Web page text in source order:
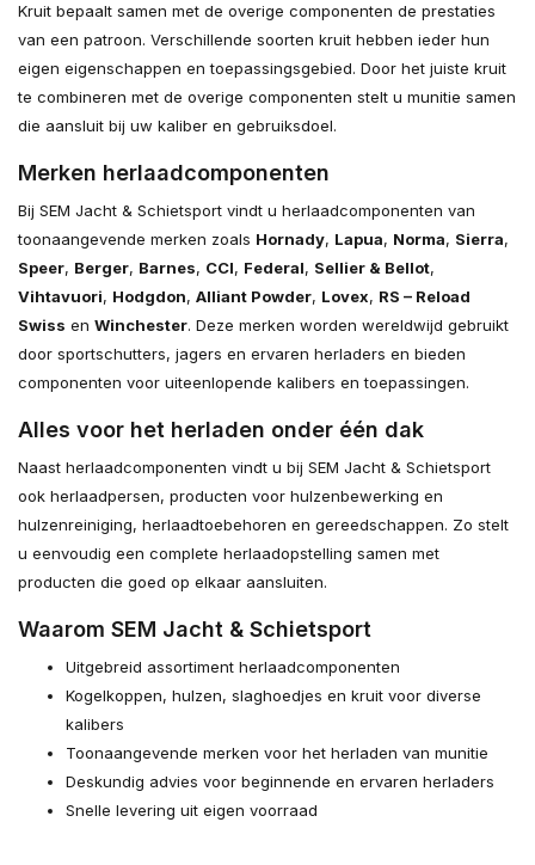
Kruit bepaalt samen met de overige componenten de prestaties
van een patroon. Verschillende soorten kruit hebben ieder hun
eigen eigenschappen en toepassingsgebied. Door het juiste kruit
te combineren met de overige componenten stelt u munitie samen
die aansluit bij uw kaliber en gebruiksdoel.
Merken herlaadcomponenten
Bij SEM Jacht & Schietsport vindt u herlaadcomponenten van
toonaangevende merken zoals Hornady, Lapua, Norma, Sierra,
Speer, Berger, Barnes, CCI, Federal, Sellier & Bellot,
Vihtavuori, Hodgdon, Alliant Powder, Lovex, RS – Reload
Swiss en Winchester. Deze merken worden wereldwijd gebruikt
door sportschutters, jagers en ervaren herladers en bieden
componenten voor uiteenlopende kalibers en toepassingen.
Alles voor het herladen onder één dak
Naast herlaadcomponenten vindt u bij SEM Jacht & Schietsport
ook herlaadpersen, producten voor hulzenbewerking en
hulzenreiniging, herlaadtoebehoren en gereedschappen. Zo stelt
u eenvoudig een complete herlaadopstelling samen met
producten die goed op elkaar aansluiten.
Waarom SEM Jacht & Schietsport
Uitgebreid assortiment herlaadcomponenten
Kogelkoppen, hulzen, slaghoedjes en kruit voor diverse
kalibers
Toonaangevende merken voor het herladen van munitie
Deskundig advies voor beginnende en ervaren herladers
Snelle levering uit eigen voorraad